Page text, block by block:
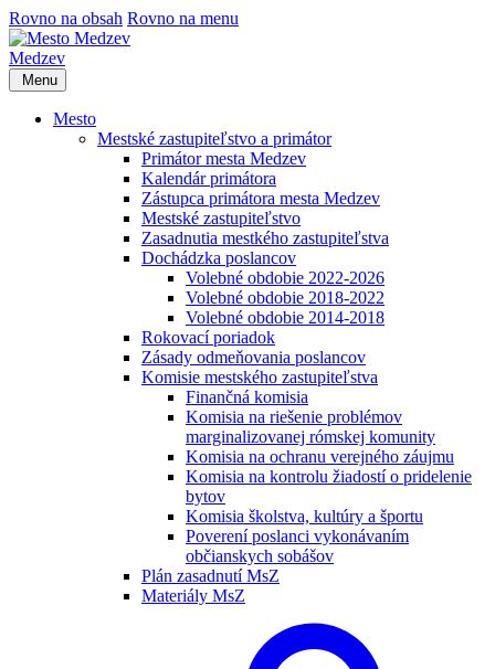
Rovno na obsah Rovno na menu
Medzev
Menu
Mesto
Mestské zastupiteľstvo a primátor
Primátor mesta Medzev
Kalendár primátora
Zástupca primátora mesta Medzev
Mestské zastupiteľstvo
Zasadnutia mestkého zastupiteľstva
Dochádzka poslancov
Volebné obdobie 2022-2026
Volebné obdobie 2018-2022
Volebné obdobie 2014-2018
Rokovací poriadok
Zásady odmeňovania poslancov
Komisie mestského zastupiteľstva
Finančná komisia
Komisia na riešenie problémov
marginalizovanej rómskej komunity
Komisia na ochranu verejného záujmu
Komisia na kontrolu žiadostí o pridelenie
bytov
Komisia školstva, kultúry a športu
Poverení poslanci vykonávaním
občianskych sobášov
Plán zasadnutí MsZ
Materiály MsZ